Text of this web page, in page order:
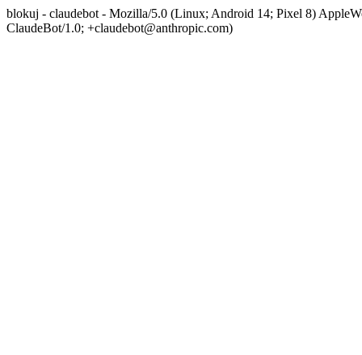
blokuj - claudebot - Mozilla/5.0 (Linux; Android 14; Pixel 8)
ClaudeBot/1.0; +claudebot@anthropic.com)